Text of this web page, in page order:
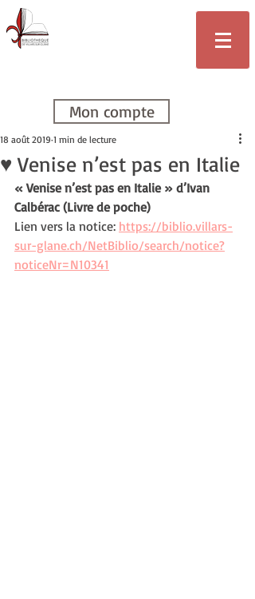
Mon compte
♥ Venise n’est pas en Italie
18 août 2019 1 min de lecture
« Venise n’est pas en Italie » d’Ivan
Calbérac (Livre de poche)
Lien vers la notice: https://biblio.villars-
sur-glane.ch/NetBiblio/search/notice?
noticeNr=N10341